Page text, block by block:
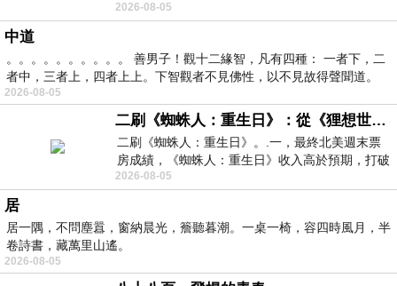
四點多跑的六公里的疲
2026-08-05
中道
。。。。。。。。。。 善男子！觀十二緣智，凡有四種： 一者下，二
者中，三者上，四者上上。下智觀者不見佛性，以不見故得聲聞道。
2026-08-05
二刷《蜘蛛人：重生日》：從《狸想世界》到《怪奇物語》
二刷《蜘蛛人：重生日》。.一，最終北美週末票
房成績，《蜘蛛人：重生日》收入高於預期，打破
《復仇者聯盟：終局之戰》記錄，成為
2026-08-05
居
居一隅，不問塵囂，窗納晨光，簷聽暮潮。一桌一椅，容四時風月，半
卷詩書，藏萬里山遙。
2026-08-05